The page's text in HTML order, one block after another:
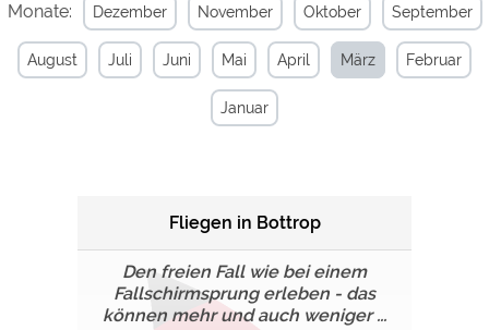
Monate: Dezember November Oktober September
August Juli Juni Mai April März Februar
Januar
Fliegen in Bottrop
Den freien Fall wie bei einem
Fallschirmsprung erleben - das
können mehr und auch weniger ...
Externe Medien
YouTube (Videos von
Campingplätzen)
https://policies.google.com/privacy
Campingplatzvorschau (Vorschau
siehe Datenschutzerklärung des
jeweiligen Anbieters
Google reCAPTCHA (Formulare) https://policies.google.com/privacy
Google Analytics https://policies.google.com/privacy